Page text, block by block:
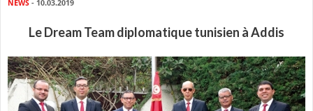
NEWS - 10.03.2019
Le Dream Team diplomatique tunisien à Addis